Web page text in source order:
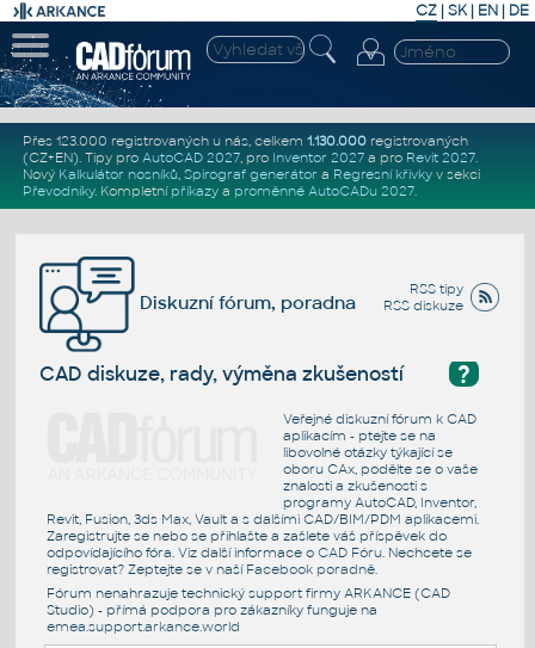
CZ | SK| EN | DE
Přes 123.000 registrovaných u nás, celkem 1.130.000registrovaných
(CZ+EN). Tipy pro AutoCAD 2027, pro Inventor 2027a pro Revit 2027.
Nový Kalkulátor nosníků, Spirograf generátor a Regresní křivkyv sekci
Převodníky. Kompletní příkazya proměnné AutoCADu 2027.
RSS tipy
RSS diskuze
Diskuzní fórum, poradna
?
CAD diskuze, rady, výměna zkušeností
Veřejné diskuzní fórum k CAD
aplikacím - ptejte se na
libovolné otázky týkající se
oboru CAx, podělte se o vaše
znalosti a zkušenosti s
programy AutoCAD, Inventor,
Revit, Fusion, 3ds Max, Vault a s dalšími CAD/BIM/PDM aplikacemi.
Zaregistrujte se nebo se přihlašte a zašlete váš příspěvek do
odpovídajícího fóra. Viz další informace o CAD Fóru. Nechcete se
registrovat? Zeptejte se v naší Facebook poradně.
Fórum nenahrazuje technický support firmy ARKANCE (CAD
Studio) - přímá podpora pro zákazníky funguje na
emea.support.arkance.world